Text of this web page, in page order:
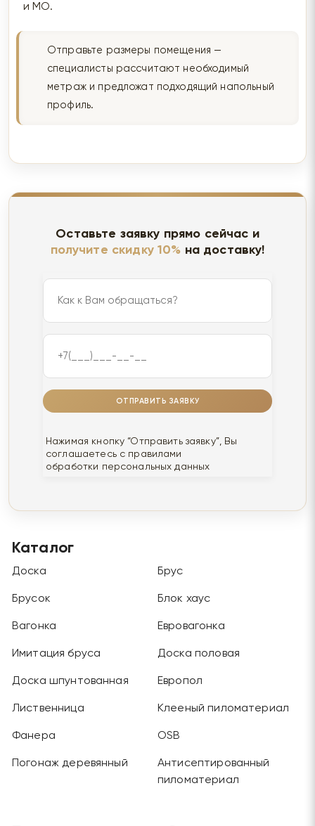
и МО.
Отправьте размеры помещения —
специалисты рассчитают необходимый
метраж и предложат подходящий напольный
профиль.
Оставьте заявку прямо сейчас и
получите скидку 10% на доставку!
ОТПРАВИТЬ ЗАЯВКУ
Нажимая кнопку “Отправить заявку”, Вы
соглашаетесь с правилами
обработки персональных данных
Каталог
Доска Брус
Брусок Блок хаус
Вагонка Евровагонка
Имитация бруса Доска половая
Доска шпунтованная Европол
Лиственница Клееный пиломатериал
Фанера OSB
Погонаж деревянный
Антисептированный
пиломатериал